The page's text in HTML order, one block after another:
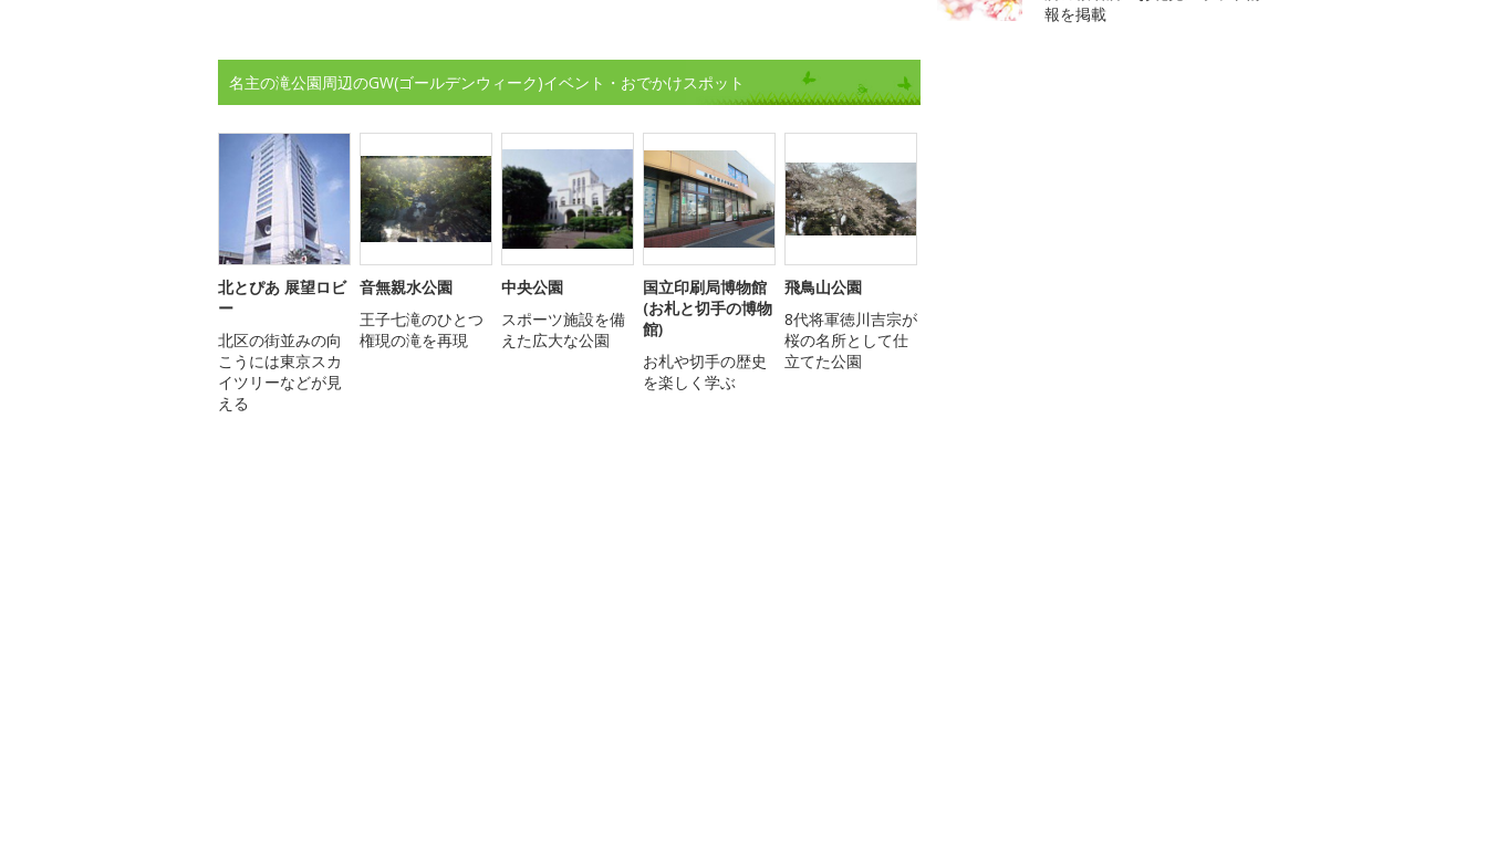
名主の滝公園周辺のGW(ゴールデンウィーク)イベント・おでかけスポット
北とぴあ 展望ロビ
ー
北区の街並みの向
こうには東京スカ
イツリーなどが見
える
音無親水公園
王子七滝のひとつ
権現の滝を再現
中央公園
スポーツ施設を備
えた広大な公園
国立印刷局博物館
(お札と切手の博物
館)
お札や切手の歴史
を楽しく学ぶ
飛鳥山公園
8代将軍徳川吉宗が
桜の名所として仕
立てた公園
報を掲載